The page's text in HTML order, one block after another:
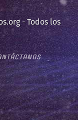
- Todos los